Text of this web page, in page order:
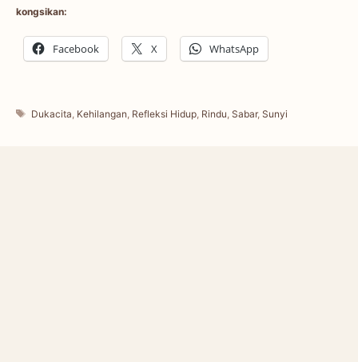
kongsikan:
Facebook X WhatsApp
Tags
Dukacita Kehilangan Refleksi Hidup Rindu ,Sabar,Sunyi